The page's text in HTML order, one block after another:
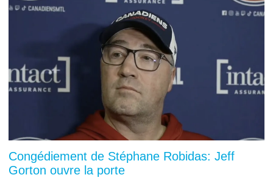
Congédiement de Stéphane Robidas: Jeff
Gorton ouvre la porte